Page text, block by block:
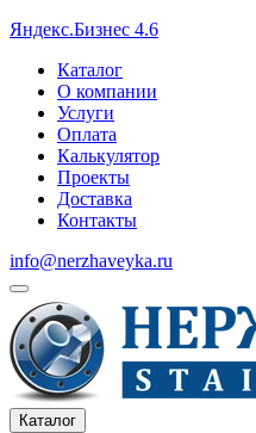
Яндекс.Бизнес 4.6
Каталог
О компании
Услуги
Оплата
Калькулятор
Проекты
Доставка
Контакты
info@nerzhaveyka.ru
Каталог